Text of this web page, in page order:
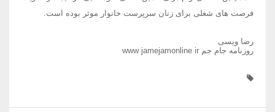
فرصت های شغلی برای زنان سرپرست خانوار موثر بوده است.
رضا ویسی
روزنامه جام جم www jamejamonline ir